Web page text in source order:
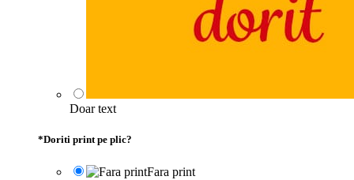
Doar text
*Doriti print pe plic?
Fara print